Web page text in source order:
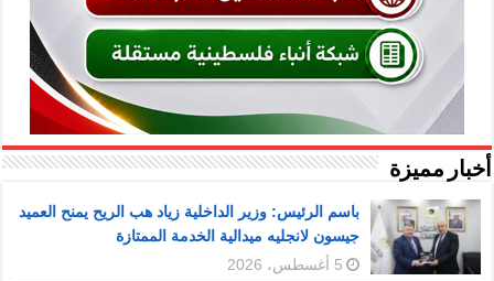
أخبار مميزة
باسم الرئيس: وزير الداخلية زياد هب الريح يمنح العميد
جيسون لانجليه ميدالية الخدمة الممتازة
5 أغسطس، 2026